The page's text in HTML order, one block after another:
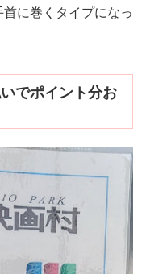
に巻くタイプになっ
でポイント分お